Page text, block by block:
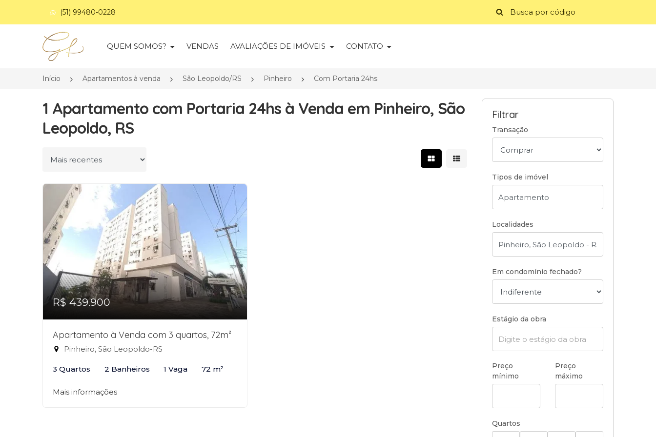
(51) 99480-0228
Página inicial
QUEM SOMOS? VENDAS AVALIAÇÕES DE IMÓVEIS CONTATO
Início Apartamentos à venda São Leopoldo/RS Pinheiro Com Portaria 24hs
1 Apartamento com Portaria 24hs à Venda em Pinheiro, São
Leopoldo, RS
Ordenar por Mostrar resultados em grade
Mostrar resultados em lista
R$ 439.900
Apartamento à Venda com 3 quartos, 72m²
Pinheiro, São Leopoldo-RS
3 Quartos 2 Banheiros 1 Vaga 72 m²
Mais informações
Filtrar
Transação
Tipos de imóvel
Localidades
Em condomínio fechado?
Estágio da obra
Preço
mínimo
Preço
máximo
Quartos